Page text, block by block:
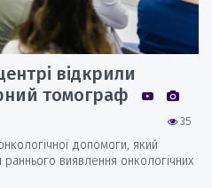
відкрили
томограф
35
допомоги, який
виявлення онкологічних